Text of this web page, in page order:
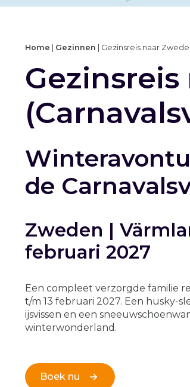
Home Gezinnen Gezinsreis naar
de
Zweden |
februari 2027
Een compleet verzorgde familie
t/m 13 februari 2027. Een husky-
ijsvissen en een
winterwonderland.
Boek nu